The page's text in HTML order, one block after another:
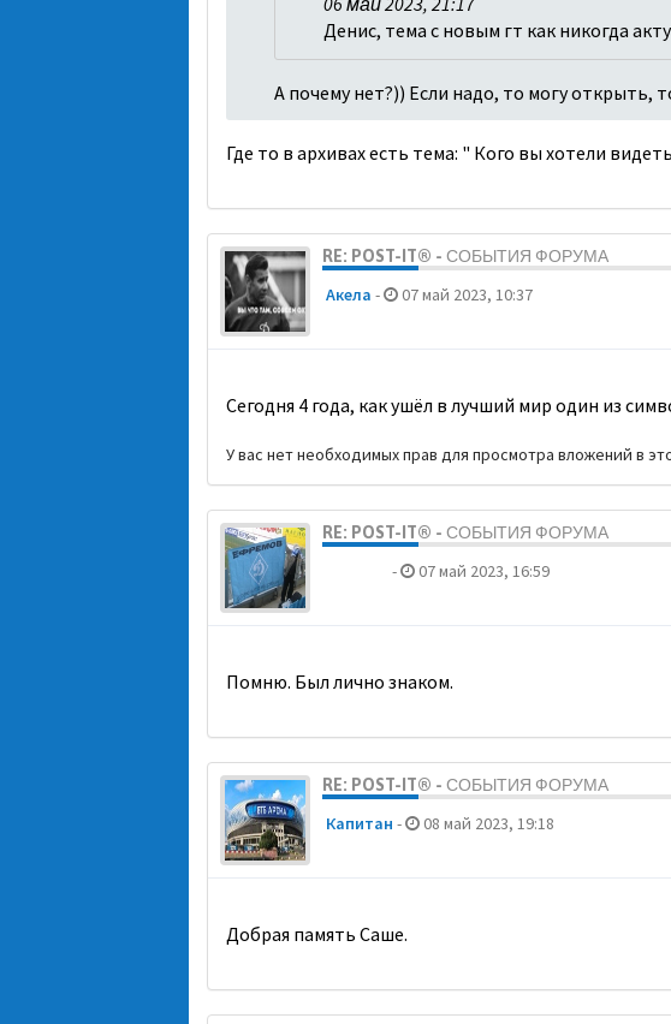
Денис, тема с новым гт как никогда
А почему нет?)) Если надо, то могу открыть,
Где то в архивах есть тема: " Кого вы хотели
RE: POST-IT® - СОБЫТИЯ ФОРУМА
Акела - 07 май 2023, 10:37
Сегодня 4 года, как ушёл в лучший мир один из
У вас нет необходимых прав для просмотра вложений в
RE: POST-IT® - СОБЫТИЯ ФОРУМА
- 07 май 2023, 16:59
Помню. Был лично знаком.
RE: POST-IT® - СОБЫТИЯ ФОРУМА
Кaпитaн - 08 май 2023, 19:18
Добрая память Саше.